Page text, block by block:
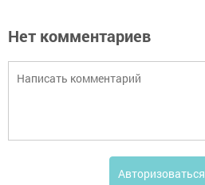
Нет комментариев
Авторизоваться